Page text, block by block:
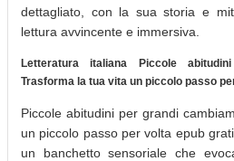
dettagliato, con la sua storia e
lettura avvincente e immersiva.
Letteratura italiana Piccole
Trasforma la tua vita un piccolo passo
Piccole abitudini per grandi
un piccolo passo per volta epub
un banchetto sensoriale che